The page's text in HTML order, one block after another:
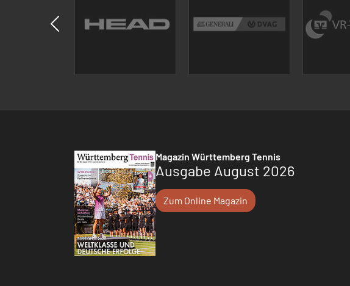
Magazin Württemberg Tennis
Ausgabe August 2026
Zum Online Magazin